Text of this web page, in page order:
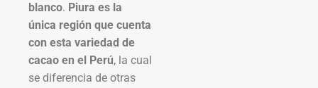
blanco. Piura es la
única región que cuenta
con esta variedad de
cacao en el Perú, la cual
se diferencia de otras